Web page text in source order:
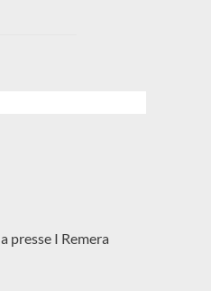
presse I Remera